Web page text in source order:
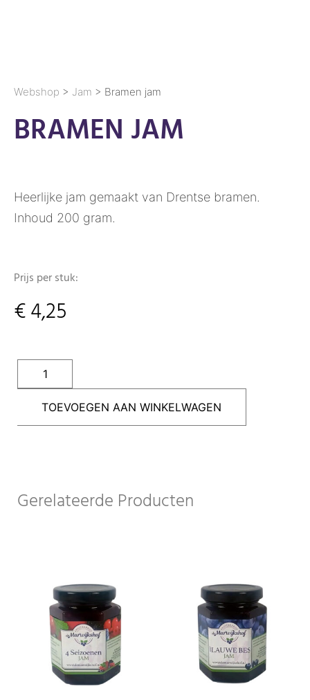
Webshop > Jam > Bramen jam
BRAMEN JAM
Heerlijke jam gemaakt van Drentse bramen.
Inhoud 200 gram.
Prijs per stuk:
€4,25
TOEVOEGEN AAN WINKELWAGEN
Gerelateerde Producten